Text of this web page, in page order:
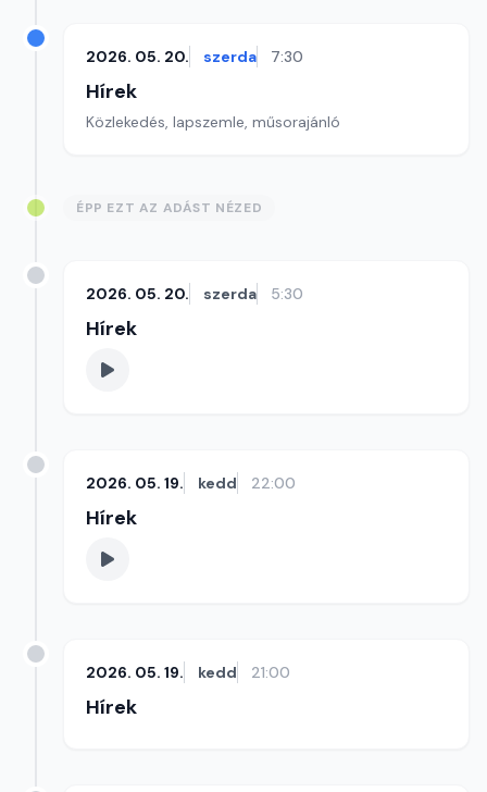
2026. 05. 20. szerda 7:30
Hírek
Közlekedés, lapszemle, műsorajánló
ÉPP EZT AZ ADÁST NÉZED
2026. 05. 20. szerda 5:30
Hírek
2026. 05. 19. kedd 22:00
Hírek
2026. 05. 19. kedd 21:00
Hírek